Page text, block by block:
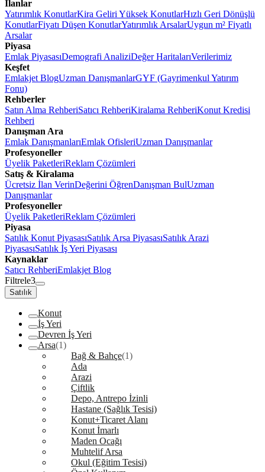
İlanlar
Yatırımlık KonutlarKira Geliri Yüksek KonutlarHızlı Geri Dönüşlü
KonutlarFiyatı Düşen KonutlarYatırımlık ArsalarUygun m² Fiyatlı
Arsalar
Piyasa
Emlak PiyasasıDemografi AnaliziDeğer HaritalarıVerilerimiz
Keşfet
Emlakjet BlogUzman DanışmanlarGYF (Gayrimenkul Yatırım
Fonu)
Rehberler
Satın Alma RehberiSatıcı RehberiKiralama RehberiKonut Kredisi
Rehberi
Danışman Ara
Emlak DanışmanlarıEmlak OfisleriUzman Danışmanlar
Profesyoneller
Üyelik PaketleriReklam Çözümleri
Satış & Kiralama
Ücretsiz İlan VerinDeğerini ÖğrenDanışman BulUzman
Danışmanlar
Profesyoneller
Üyelik PaketleriReklam Çözümleri
Piyasa
Satılık Konut PiyasasıSatılık Arsa PiyasasıSatılık Arazi
PiyasasıSatılık İş Yeri Piyasası
Kaynaklar
Satıcı RehberiEmlakjet Blog
Filtrele3
Satılık
Konut
İş Yeri
Devren İş Yeri
Arsa(1)
Bağ & Bahçe(1)
Ada
Arazi
Çiftlik
Depo, Antrepo İzinli
Hastane (Sağlık Tesisi)
Konut+Ticaret Alanı
Konut İmarlı
Maden Ocağı
Muhtelif Arsa
Okul (Eğitim Tesisi)